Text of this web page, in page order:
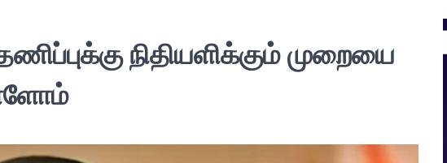
நிதியளிக்கும் முறையை